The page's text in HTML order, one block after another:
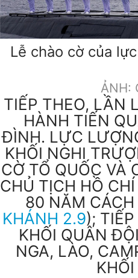
Lễ chào cờ của
ẢNH:
TIẾP THEO, LẦN
HÀNH TIẾN
ĐÌNH. LỰC
KHỐI NGHI
CỜ TỔ QUỐC VÀ
CHỦ TỊCH HỒ
80 NĂM
KHÁNH 2.9);
KHỐI QUÂN
NGA, LÀO,